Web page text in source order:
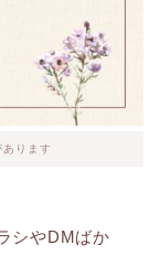
あります
シやDMばか